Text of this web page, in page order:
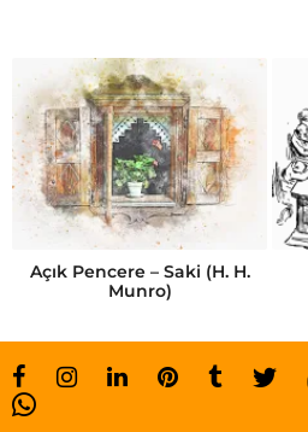
a
n
M
e
v
l
l
Açık Pencere – Saki (H. H.
Munro)